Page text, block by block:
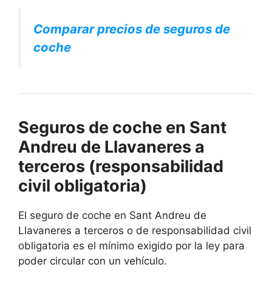
Comparar precios de seguros de
coche
Seguros de coche en Sant
Andreu de Llavaneres a
terceros (responsabilidad
civil obligatoria)
El seguro de coche en Sant Andreu de
Llavaneres a terceros o de responsabilidad civil
obligatoria es el mínimo exigido por la ley para
poder circular con un vehículo.